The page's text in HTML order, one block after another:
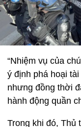
“Nhiệm vụ của
ý định phá hoại
nhưng đồng thời
hành động quần
Trong khi đó, Thủ